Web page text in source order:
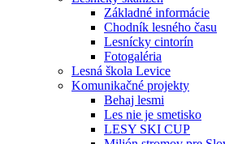
Základné informácie
Chodník lesného času
Lesnícky cintorín
Fotogaléria
Lesná škola Levice
Komunikačné projekty
Behaj lesmi
Les nie je smetisko
LESY SKI CUP